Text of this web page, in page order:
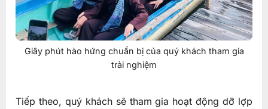
Giây phút hào hứng chuẩn bị của quý khách tham gia
trải nghiệm
Tiếp theo, quý khách sẽ tham gia hoạt động dỡ lợp